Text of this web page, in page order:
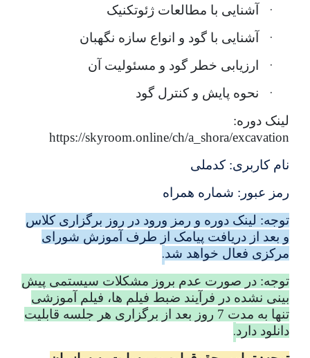
·
آشنایی با مطالعات ژئوتکنیک
· آشنایی با گود و انواع سازه نگهبان
· ارزیابی خطر گود و مسئولیت آن
·
نحوه پایش و کنترل گود
لینک دوره:
https://skyroom.online/ch/a_shora/excavation
نام کاربری: کدملی
رمز عبور: شماره همراه
توجه: لینک دوره و رمز ورود در روز برگزاری کلاس
و بعد از دریافت پیامک از طرف آموزش شورای
مرکزی فعال خواهد شد.
توجه: در صورت عدم بروز مشکلات سیستمی پیش
بینی نشده در فرآیند ضبط فیلم ها، فیلم آموزشی
تنها به مدت 7 روز بعد از برگزاری هر جلسه قابلیت
دانلود دارد.